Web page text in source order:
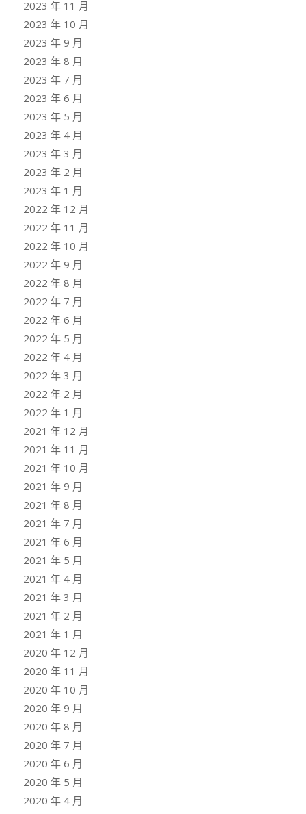
2023 年 11 月
2023 年 10 月
2023 年 9 月
2023 年 8 月
2023 年 7 月
2023 年 6 月
2023 年 5 月
2023 年 4 月
2023 年 3 月
2023 年 2 月
2023 年 1 月
2022 年 12 月
2022 年 11 月
2022 年 10 月
2022 年 9 月
2022 年 8 月
2022 年 7 月
2022 年 6 月
2022 年 5 月
2022 年 4 月
2022 年 3 月
2022 年 2 月
2022 年 1 月
2021 年 12 月
2021 年 11 月
2021 年 10 月
2021 年 9 月
2021 年 8 月
2021 年 7 月
2021 年 6 月
2021 年 5 月
2021 年 4 月
2021 年 3 月
2021 年 2 月
2021 年 1 月
2020 年 12 月
2020 年 11 月
2020 年 10 月
2020 年 9 月
2020 年 8 月
2020 年 7 月
2020 年 6 月
2020 年 5 月
2020 年 4 月